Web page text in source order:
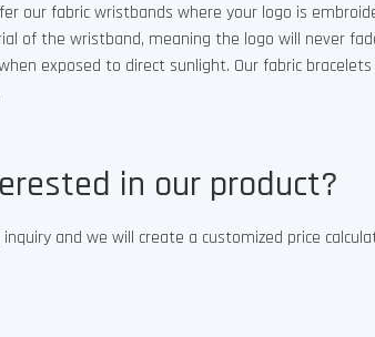
→
our fabric wristbands where your logo is
of the wristband, meaning the logo will never
exposed to direct sunlight. Our fabric
in our product?
and we will create a customized price